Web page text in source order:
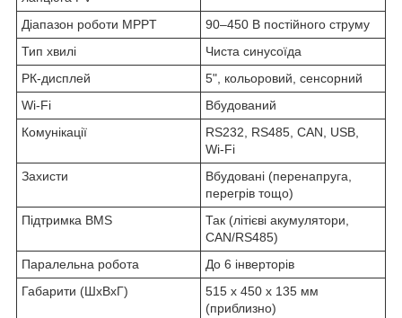
Діапазон роботи MPPT
90–450 В постійного струму
Тип хвилі
Чиста синусоїда
РК-дисплей
5", кольоровий, сенсорний
Wi-Fi
Вбудований
Комунікації
RS232, RS485, CAN, USB,
Wi-Fi
Захисти
Вбудовані (перенапруга,
перегрів тощо)
Підтримка BMS
Так (літієві акумулятори,
CAN/RS485)
Паралельна робота
До 6 інверторів
Габарити (ШхВхГ)
515 x 450 x 135 мм
(приблизно)